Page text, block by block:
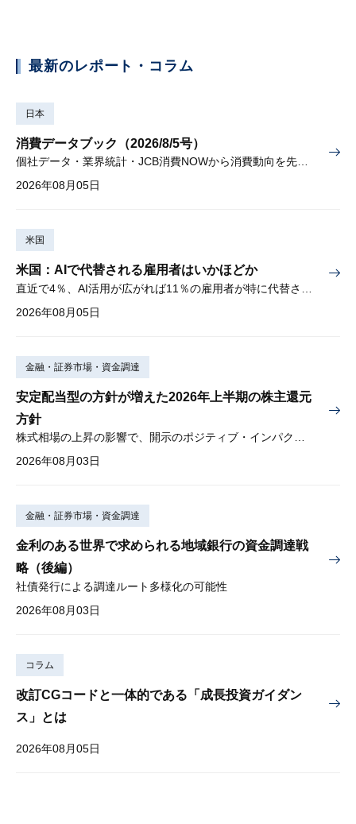
最新のレポート・コラム
日本
消費データブック（2026/8/5号）
個社データ・業界統計・JCB消費NOWから消費動向を先取り
2026年08月05日
米国
米国：AIで代替される雇用者はいかほどか
2026年08月05日
金融・証券市場・資金調達
安定配当型の方針が増えた2026年上半期の株主還元
方針
株式相場の上昇の影響で、開示のポジティブ・インパクトは低下
2026年08月03日
金融・証券市場・資金調達
金利のある世界で求められる地域銀行の資金調達戦
略（後編）
社債発行による調達ルート多様化の可能性
2026年08月03日
コラム
改訂CGコードと一体的である「成長投資ガイダン
ス」とは
2026年08月05日